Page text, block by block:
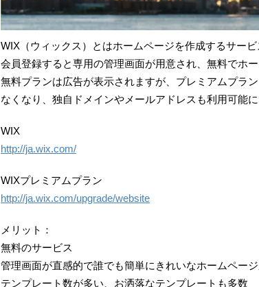
WIX（ウィックス）とはホームページを作成するサービ
会員登録すると専用の管理画面が用意され、無料でホ
無料プランは広告が表示されますが、プレミアムプラ
なくなり、独自ドメインやメールアドレスも利用可能に
WIX
http://ja.wix.com/
WIXプレミアムプラン
http://ja.wix.com/upgrade/website
メリット：
無料のサービス
管理画面が直感的で誰でも簡単にきれいなホームペー
テンプレート数が多い、お洒落なテンプレートも多数